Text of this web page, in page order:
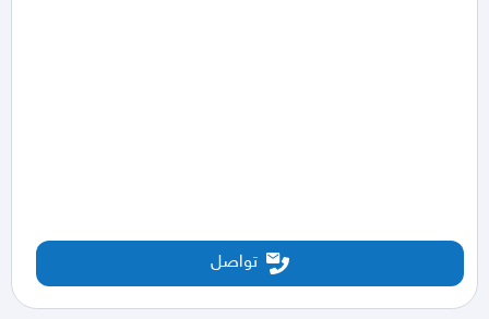
تواصل